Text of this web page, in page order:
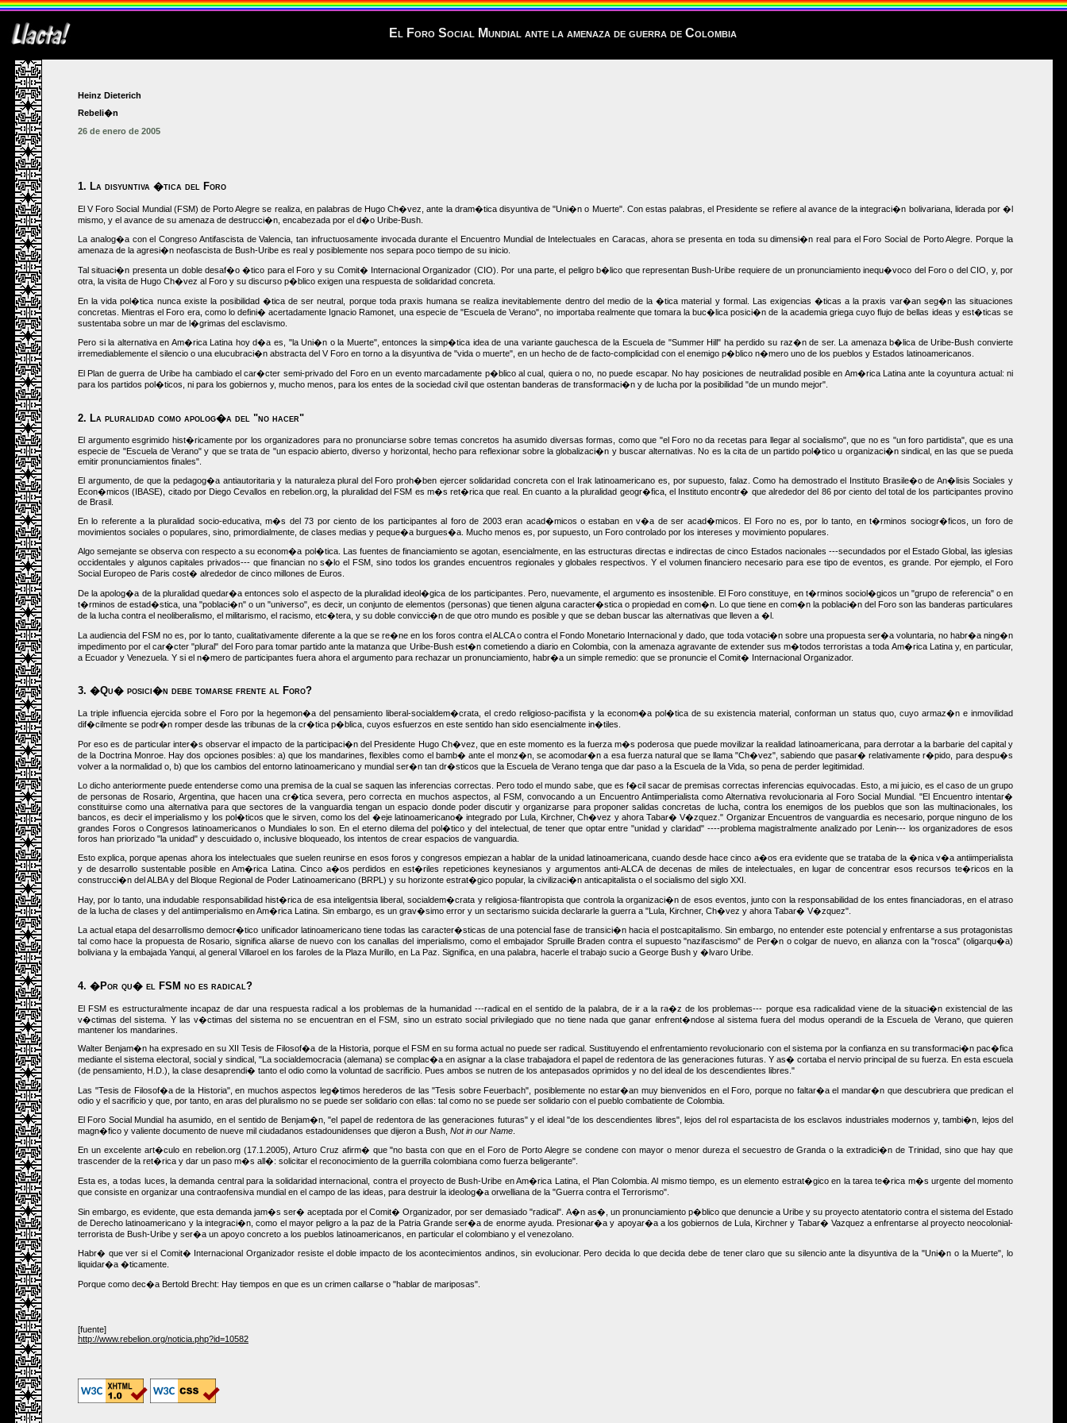
El Foro Social Mundial ante la amenaza de guerra de Colombia
Heinz Dieterich
Rebeli�n
26 de enero de 2005
1. La disyuntiva �tica del Foro
El V Foro Social Mundial (FSM) de Porto Alegre se realiza, en palabras de Hugo Ch�vez, ante la dram�tica disyuntiva de "Uni�n o Muerte". Con estas palabras, el Presidente se refiere al avance de la integraci�n bolivariana, liderada por �l
mismo, y el avance de su amenaza de destrucci�n, encabezada por el d�o Uribe-Bush.
La analog�a con el Congreso Antifascista de Valencia, tan infructuosamente invocada durante el Encuentro Mundial de Intelectuales en Caracas, ahora se presenta en toda su dimensi�n real para el Foro Social de Porto Alegre. Porque la
amenaza de la agresi�n neofascista de Bush-Uribe es real y posiblemente nos separa poco tiempo de su inicio.
Tal situaci�n presenta un doble desaf�o �tico para el Foro y su Comit� Internacional Organizador (CIO). Por una parte, el peligro b�lico que representan Bush-Uribe requiere de un pronunciamiento inequ�voco del Foro o del CIO, y, por
otra, la visita de Hugo Ch�vez al Foro y su discurso p�blico exigen una respuesta de solidaridad concreta.
En la vida pol�tica nunca existe la posibilidad �tica de ser neutral, porque toda praxis humana se realiza inevitablemente dentro del medio de la �tica material y formal. Las exigencias �ticas a la praxis var�an seg�n las situaciones
concretas. Mientras el Foro era, como lo defini� acertadamente Ignacio Ramonet, una especie de "Escuela de Verano", no importaba realmente que tomara la buc�lica posici�n de la academia griega cuyo flujo de bellas ideas y est�ticas se
sustentaba sobre un mar de l�grimas del esclavismo.
Pero si la alternativa en Am�rica Latina hoy d�a es, "la Uni�n o la Muerte", entonces la simp�tica idea de una variante gauchesca de la Escuela de "Summer Hill" ha perdido su raz�n de ser. La amenaza b�lica de Uribe-Bush convierte
irremediablemente el silencio o una elucubraci�n abstracta del V Foro en torno a la disyuntiva de "vida o muerte", en un hecho de de facto-complicidad con el enemigo p�blico n�mero uno de los pueblos y Estados latinoamericanos.
El Plan de guerra de Uribe ha cambiado el car�cter semi-privado del Foro en un evento marcadamente p�blico al cual, quiera o no, no puede escapar. No hay posiciones de neutralidad posible en Am�rica Latina ante la coyuntura actual: ni
para los partidos pol�ticos, ni para los gobiernos y, mucho menos, para los entes de la sociedad civil que ostentan banderas de transformaci�n y de lucha por la posibilidad "de un mundo mejor".
2. La pluralidad como apolog�a del "no hacer"
El argumento esgrimido hist�ricamente por los organizadores para no pronunciarse sobre temas concretos ha asumido diversas formas, como que "el Foro no da recetas para llegar al socialismo", que no es "un foro partidista", que es una
especie de "Escuela de Verano" y que se trata de "un espacio abierto, diverso y horizontal, hecho para reflexionar sobre la globalizaci�n y buscar alternativas. No es la cita de un partido pol�tico u organizaci�n sindical, en las que se pueda
emitir pronunciamientos finales".
El argumento, de que la pedagog�a antiautoritaria y la naturaleza plural del Foro proh�ben ejercer solidaridad concreta con el Irak latinoamericano es, por supuesto, falaz. Como ha demostrado el Instituto Brasile�o de An�lisis Sociales y
Econ�micos (IBASE), citado por Diego Cevallos en rebelion.org, la pluralidad del FSM es m�s ret�rica que real. En cuanto a la pluralidad geogr�fica, el Instituto encontr� que alrededor del 86 por ciento del total de los participantes provino
de Brasil.
En lo referente a la pluralidad socio-educativa, m�s del 73 por ciento de los participantes al foro de 2003 eran acad�micos o estaban en v�a de ser acad�micos. El Foro no es, por lo tanto, en t�rminos sociogr�ficos, un foro de
movimientos sociales o populares, sino, primordialmente, de clases medias y peque�a burgues�a. Mucho menos es, por supuesto, un Foro controlado por los intereses y movimiento populares.
Algo semejante se observa con respecto a su econom�a pol�tica. Las fuentes de financiamiento se agotan, esencialmente, en las estructuras directas e indirectas de cinco Estados nacionales ---secundados por el Estado Global, las iglesias
occidentales y algunos capitales privados--- que financian no s�lo el FSM, sino todos los grandes encuentros regionales y globales respectivos. Y el volumen financiero necesario para ese tipo de eventos, es grande. Por ejemplo, el Foro
Social Europeo de Paris cost� alrededor de cinco millones de Euros.
De la apolog�a de la pluralidad quedar�a entonces solo el aspecto de la pluralidad ideol�gica de los participantes. Pero, nuevamente, el argumento es insostenible. El Foro constituye, en t�rminos sociol�gicos un "grupo de referencia" o en
t�rminos de estad�stica, una "poblaci�n" o un "universo", es decir, un conjunto de elementos (personas) que tienen alguna caracter�stica o propiedad en com�n. Lo que tiene en com�n la poblaci�n del Foro son las banderas particulares
de la lucha contra el neoliberalismo, el militarismo, el racismo, etc�tera, y su doble convicci�n de que otro mundo es posible y que se deban buscar las alternativas que lleven a �l.
La audiencia del FSM no es, por lo tanto, cualitativamente diferente a la que se re�ne en los foros contra el ALCA o contra el Fondo Monetario Internacional y dado, que toda votaci�n sobre una propuesta ser�a voluntaria, no habr�a ning�n
impedimento por el car�cter "plural" del Foro para tomar partido ante la matanza que Uribe-Bush est�n cometiendo a diario en Colombia, con la amenaza agravante de extender sus m�todos terroristas a toda Am�rica Latina y, en particular,
a Ecuador y Venezuela. Y si el n�mero de participantes fuera ahora el argumento para rechazar un pronunciamiento, habr�a un simple remedio: que se pronuncie el Comit� Internacional Organizador.
3. �Qu� posici�n debe tomarse frente al Foro?
La triple influencia ejercida sobre el Foro por la hegemon�a del pensamiento liberal-socialdem�crata, el credo religioso-pacifista y la econom�a pol�tica de su existencia material, conforman un status quo, cuyo armaz�n e inmovilidad
dif�cilmente se podr�n romper desde las tribunas de la cr�tica p�blica, cuyos esfuerzos en este sentido han sido esencialmente in�tiles.
Por eso es de particular inter�s observar el impacto de la participaci�n del Presidente Hugo Ch�vez, que en este momento es la fuerza m�s poderosa que puede movilizar la realidad latinoamericana, para derrotar a la barbarie del capital y
de la Doctrina Monroe. Hay dos opciones posibles: a) que los mandarines, flexibles como el bamb� ante el monz�n, se acomodar�n a esa fuerza natural que se llama "Ch�vez", sabiendo que pasar� relativamente r�pido, para despu�s
volver a la normalidad o, b) que los cambios del entorno latinoamericano y mundial ser�n tan dr�sticos que la Escuela de Verano tenga que dar paso a la Escuela de la Vida, so pena de perder legitimidad.
Lo dicho anteriormente puede entenderse como una premisa de la cual se saquen las inferencias correctas. Pero todo el mundo sabe, que es f�cil sacar de premisas correctas inferencias equivocadas. Esto, a mi juicio, es el caso de un grupo
de personas de Rosario, Argentina, que hacen una cr�tica severa, pero correcta en muchos aspectos, al FSM, convocando a un Encuentro Antiimperialista como Alternativa revolucionaria al Foro Social Mundial. "El Encuentro intentar�
constituirse como una alternativa para que sectores de la vanguardia tengan un espacio donde poder discutir y organizarse para proponer salidas concretas de lucha, contra los enemigos de los pueblos que son las multinacionales, los
bancos, es decir el imperialismo y los pol�ticos que le sirven, como los del �eje latinoamericano� integrado por Lula, Kirchner, Ch�vez y ahora Tabar� V�zquez." Organizar Encuentros de vanguardia es necesario, porque ninguno de los
grandes Foros o Congresos latinoamericanos o Mundiales lo son. En el eterno dilema del pol�tico y del intelectual, de tener que optar entre "unidad y claridad" ----problema magistralmente analizado por Lenin--- los organizadores de esos
foros han priorizado "la unidad" y descuidado o, inclusive bloqueado, los intentos de crear espacios de vanguardia.
Esto explica, porque apenas ahora los intelectuales que suelen reunirse en esos foros y congresos empiezan a hablar de la unidad latinoamericana, cuando desde hace cinco a�os era evidente que se trataba de la �nica v�a antiimperialista
y de desarrollo sustentable posible en Am�rica Latina. Cinco a�os perdidos en est�riles repeticiones keynesianos y argumentos anti-ALCA de decenas de miles de intelectuales, en lugar de concentrar esos recursos te�ricos en la
construcci�n del ALBA y del Bloque Regional de Poder Latinoamericano (BRPL) y su horizonte estrat�gico popular, la civilizaci�n anticapitalista o el socialismo del siglo XXI.
Hay, por lo tanto, una indudable responsabilidad hist�rica de esa inteligentsia liberal, socialdem�crata y religiosa-filantropista que controla la organizaci�n de esos eventos, junto con la responsabilidad de los entes financiadoras, en el atraso
de la lucha de clases y del antiimperialismo en Am�rica Latina. Sin embargo, es un grav�simo error y un sectarismo suicida declararle la guerra a "Lula, Kirchner, Ch�vez y ahora Tabar� V�zquez".
La actual etapa del desarrollismo democr�tico unificador latinoamericano tiene todas las caracter�sticas de una potencial fase de transici�n hacia el postcapitalismo. Sin embargo, no entender este potencial y enfrentarse a sus protagonistas
tal como hace la propuesta de Rosario, significa aliarse de nuevo con los canallas del imperialismo, como el embajador Spruille Braden contra el supuesto "nazifascismo" de Per�n o colgar de nuevo, en alianza con la "rosca" (oligarqu�a)
boliviana y la embajada Yanqui, al general Villaroel en los faroles de la Plaza Murillo, en La Paz. Significa, en una palabra, hacerle el trabajo sucio a George Bush y �lvaro Uribe.
4. �Por qu� el FSM no es radical?
El FSM es estructuralmente incapaz de dar una respuesta radical a los problemas de la humanidad ---radical en el sentido de la palabra, de ir a la ra�z de los problemas--- porque esa radicalidad viene de la situaci�n existencial de las
v�ctimas del sistema. Y las v�ctimas del sistema no se encuentran en el FSM, sino un estrato social privilegiado que no tiene nada que ganar enfrent�ndose al sistema fuera del modus operandi de la Escuela de Verano, que quieren
mantener los mandarines.
Walter Benjam�n ha expresado en su XII Tesis de Filosof�a de la Historia, porque el FSM en su forma actual no puede ser radical. Sustituyendo el enfrentamiento revolucionario con el sistema por la confianza en su transformaci�n pac�fica
mediante el sistema electoral, social y sindical, "La socialdemocracia (alemana) se complac�a en asignar a la clase trabajadora el papel de redentora de las generaciones futuras. Y as� cortaba el nervio principal de su fuerza. En esta escuela
(de pensamiento, H.D.), la clase desaprendi� tanto el odio como la voluntad de sacrificio. Pues ambos se nutren de los antepasados oprimidos y no del ideal de los descendientes libres."
Las "Tesis de Filosof�a de la Historia", en muchos aspectos leg�timos herederos de las "Tesis sobre Feuerbach", posiblemente no estar�an muy bienvenidos en el Foro, porque no faltar�a el mandar�n que descubriera que predican el
odio y el sacrificio y que, por tanto, en aras del pluralismo no se puede ser solidario con ellas: tal como no se puede ser solidario con el pueblo combatiente de Colombia.
El Foro Social Mundial ha asumido, en el sentido de Benjam�n, "el papel de redentora de las generaciones futuras" y el ideal "de los descendientes libres", lejos del rol espartacista de los esclavos industriales modernos y, tambi�n, lejos del
magn�fico y valiente documento de nueve mil ciudadanos estadounidenses que dijeron a Bush, Not in our Name
En un excelente art�culo en rebelion.org (17.1.2005), Arturo Cruz afirm� que "no basta con que en el Foro de Porto Alegre se condene con mayor o menor dureza el secuestro de Granda o la extradici�n de Trinidad, sino que hay que
trascender de la ret�rica y dar un paso m�s all�: solicitar el reconocimiento de la guerrilla colombiana como fuerza beligerante".
Esta es, a todas luces, la demanda central para la solidaridad internacional, contra el proyecto de Bush-Uribe en Am�rica Latina, el Plan Colombia. Al mismo tiempo, es un elemento estrat�gico en la tarea te�rica m�s urgente del momento
que consiste en organizar una contraofensiva mundial en el campo de las ideas, para destruir la ideolog�a orwelliana de la "Guerra contra el Terrorismo".
Sin embargo, es evidente, que esta demanda jam�s ser� aceptada por el Comit� Organizador, por ser demasiado "radical". A�n as�, un pronunciamiento p�blico que denuncie a Uribe y su proyecto atentatorio contra el sistema del Estado
de Derecho latinoamericano y la integraci�n, como el mayor peligro a la paz de la Patria Grande ser�a de enorme ayuda. Presionar�a y apoyar�a a los gobiernos de Lula, Kirchner y Tabar� Vazquez a enfrentarse al proyecto neocolonial-
terrorista de Bush-Uribe y ser�a un apoyo concreto a los pueblos latinoamericanos, en particular el colombiano y el venezolano.
Habr� que ver si el Comit� Internacional Organizador resiste el doble impacto de los acontecimientos andinos, sin evolucionar. Pero decida lo que decida debe de tener claro que su silencio ante la disyuntiva de la "Uni�n o la Muerte", lo
liquidar�a �ticamente.
Porque como dec�a Bertold Brecht: Hay tiempos en que es un crimen callarse o "hablar de mariposas".
[fuente]
http://www.rebelion.org/noticia.php?id=10582